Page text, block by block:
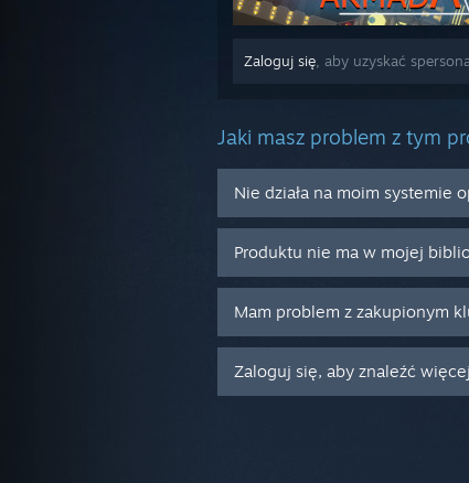
Zaloguj się , aby uzyskać
Jaki masz problem z tym
Nie działa na moim systemie
Produktu nie ma w mojej
Mam problem z zakupionym
Zaloguj się, aby znaleźć